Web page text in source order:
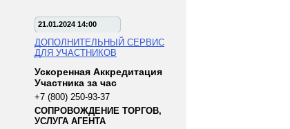
21.01.2024 14:00
ДОПОЛНИТЕЛЬНЫЙ СЕРВИС
ДЛЯ УЧАСТНИКОВ
Ускоренная Аккредитация
Участника за час
+7 (800) 250-93-37
СОПРОВОЖДЕНИЕ ТОРГОВ,
УСЛУГА АГЕНТА